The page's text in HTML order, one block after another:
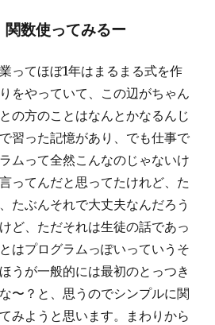
数使ってみるー
ってほぼ1年はまるまる式を作
をやっていて、この辺がちゃん
の方のことはなんとかなるんじ
習った記憶があり、でも仕事で
ムって全然こんなのじゃないけ
ってんだと思ってたけれど、た
たぶんそれで大丈夫なんだろう
ど、ただそれは生徒の話であっ
はプログラムっぽいっていうそ
うが一般的には最初のとっつき
〜？と、思うのでシンプルに関
みようと思います。まわりから